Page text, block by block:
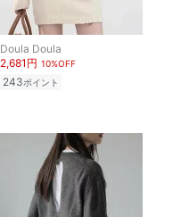
Doula Doula
2,681円 10%OFF
243ポイント